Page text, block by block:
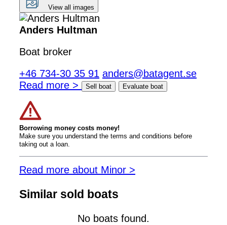
View all images
Anders Hultman
Boat broker
+46 734-30 35 91 anders@batagent.se
Read more >
Sell boat Evaluate boat
Borrowing money costs money!
Make sure you understand the terms and conditions before
taking out a loan.
Read more about Minor >
Similar sold boats
No boats found.